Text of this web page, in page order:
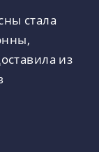
стала
из